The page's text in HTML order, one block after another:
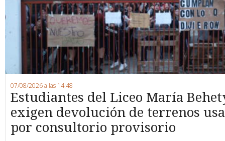
07/08/2026 a las 14:48
Estudiantes del Liceo María
exigen devolución de terrenos
por consultorio provisorio